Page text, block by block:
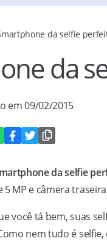
da selfie
da
em 09/02/2015
da selfie
MP e câmera traseira
você tá bem, suas
nem tudo é